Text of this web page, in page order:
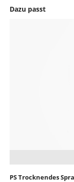
Dazu passt
PS Trocknendes